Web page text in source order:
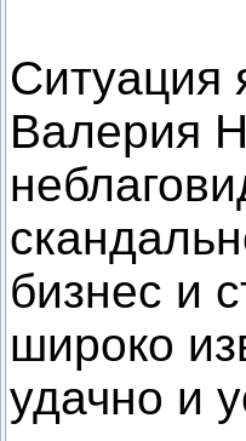
Ситуация
Валерия
бизнес и
широко
удачно и